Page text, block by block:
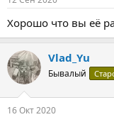
Хорошо что вы её
Vlad_Yu
Бывалый
16 Окт 2020